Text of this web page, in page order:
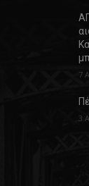
7
3